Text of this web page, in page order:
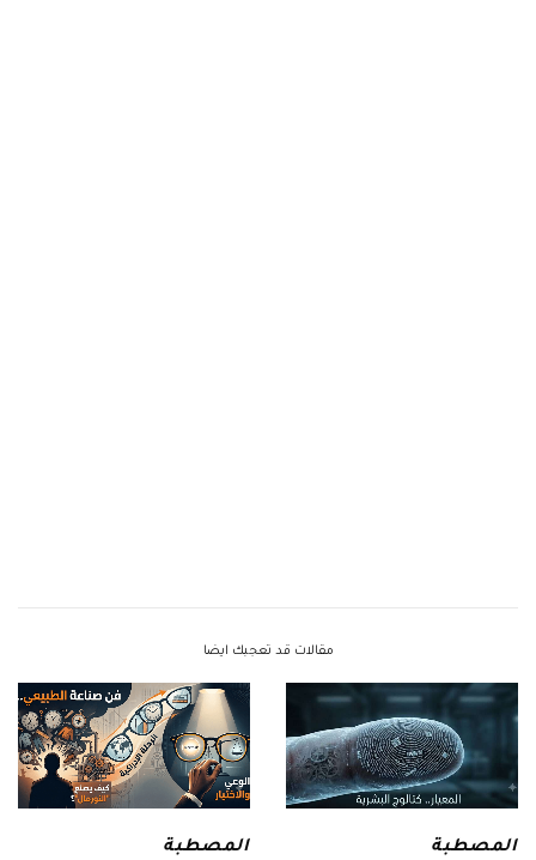
مقالات قد تعجبك ايضا
المصطبة المصطبة